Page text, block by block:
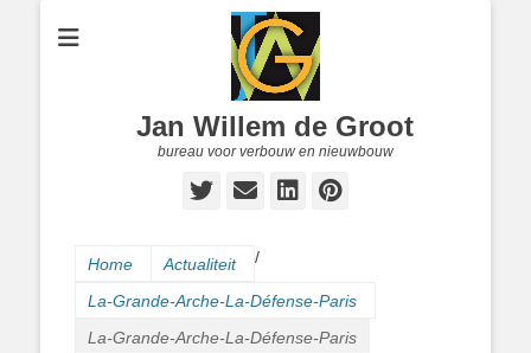
Jan Willem de Groot
bureau voor verbouw en nieuwbouw
Twitter
E-
LinkedIn
Pinterest
Home Actualiteit /
La-Grande-Arche-La-Défense-Paris
La-Grande-Arche-La-Défense-Paris